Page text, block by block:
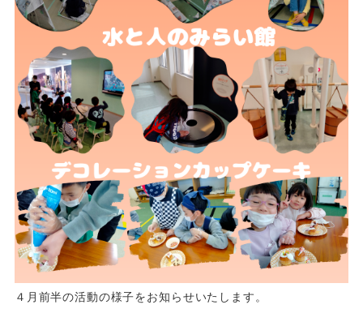
４月前半の活動の様子をお知らせいたします。